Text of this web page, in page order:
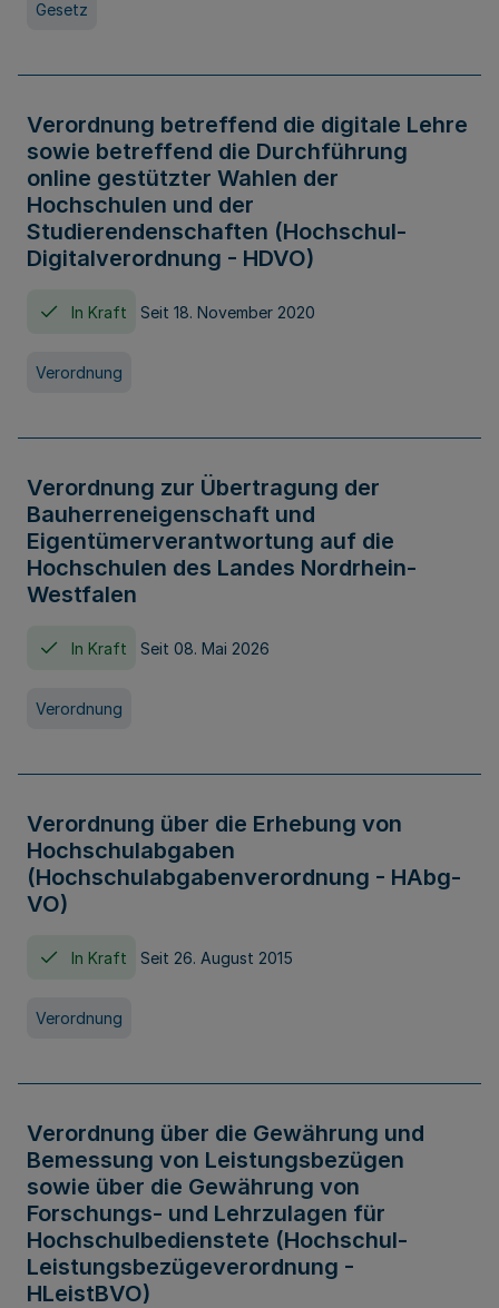
Gesetz
Verordnung betreffend die digitale Lehre
sowie betreffend die Durchführung
online gestützter Wahlen der
Hochschulen und der
Studierendenschaften (Hochschul-
Digitalverordnung - HDVO)
In Kraft Seit 18. November 2020
Verordnung
Verordnung zur Übertragung der
Bauherreneigenschaft und
Eigentümerverantwortung auf die
Hochschulen des Landes Nordrhein-
Westfalen
In Kraft Seit 08. Mai 2026
Verordnung
Verordnung über die Erhebung von
Hochschulabgaben
(Hochschulabgabenverordnung - HAbg-
VO)
In Kraft Seit 26. August 2015
Verordnung
Verordnung über die Gewährung und
Bemessung von Leistungsbezügen
sowie über die Gewährung von
Forschungs- und Lehrzulagen für
Hochschulbedienstete (Hochschul-
Leistungsbezügeverordnung -
HLeistBVO)